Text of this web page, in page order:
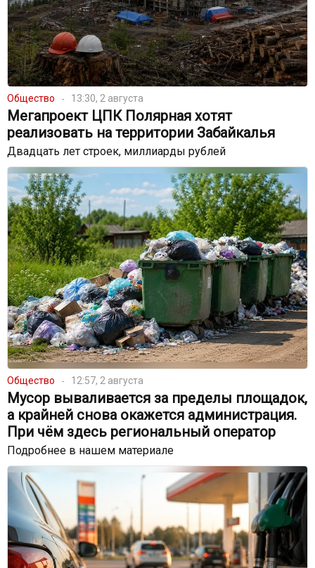
Общество 13:30, 2 августа
Мегапроект ЦПК Полярная хотят
реализовать на территории Забайкалья
Двадцать лет строек, миллиарды рублей
Общество 12:57, 2 августа
Мусор вываливается за пределы площадок,
а крайней снова окажется администрация.
При чём здесь региональный оператор
Подробнее в нашем материале